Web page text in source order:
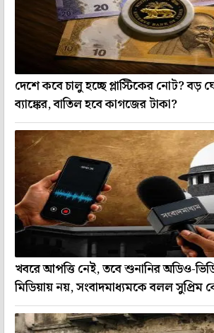
দেশে কবে চালু হচ্ছে প্লাস্টিকের নোট? বড়
ব্যাঙ্কের, বাতিল হবে কাগজের টাকা?
খবরে আপত্তি নেই, তবে শুনানির অডিও-
মিডিয়ায় নয়, সংবাদমাধ্যমকে বলল সুপ্রিম